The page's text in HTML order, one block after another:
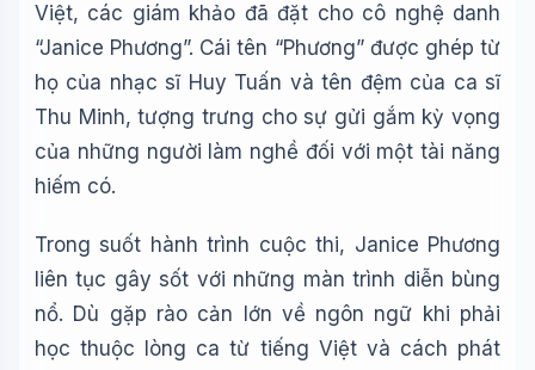
Việt, các giám khảo đã đặt cho cô nghệ danh
“Janice Phương”. Cái tên “Phương” được ghép từ
họ của nhạc sĩ Huy Tuấn và tên đệm của ca sĩ
Thu Minh, tượng trưng cho sự gửi gắm kỳ vọng
của những người làm nghề đối với một tài năng
hiếm có.
Trong suốt hành trình cuộc thi, Janice Phương
liên tục gây sốt với những màn trình diễn bùng
nổ. Dù gặp rào cản lớn về ngôn ngữ khi phải
học thuộc lòng ca từ tiếng Việt và cách phát